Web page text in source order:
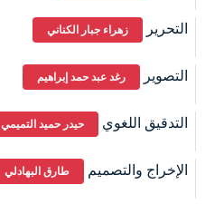
التحرير زهراء جبار الكناني
التصوير رغد عبد حمد إبراهيم
التدقيق اللغوي حيدر حميد التميمي
الإخراج والتصميم طارق البهادلي